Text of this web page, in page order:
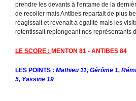
prendre les devants à l'entame de la
de recoller mais Antibes repartait de plus
réagissait et revenait à égalité mais les
retentissait replongeant nos représentants
LE SCORE : MENTON 81 - ANTIBES 84
LES POINTS : Mathieu 11, Gérôme 1,
5, Yassine 19